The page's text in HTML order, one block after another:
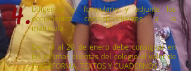
Diligencie el formulario y adjunte los
documentos correspondientes a la
matrícula.
Del 13 al 20 de enero debe consignar en
las mismas cuentas del colegio el valor de
PLATAFORMA, TEXTOS Y CUADERNOS
4.